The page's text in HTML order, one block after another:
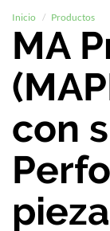
Inicio Productos
MA
con